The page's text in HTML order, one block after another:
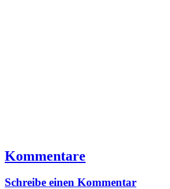
Kommentare
Schreibe einen Kommentar